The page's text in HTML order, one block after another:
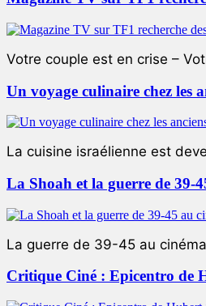
Votre couple est en crise –
Un voyage culinaire chez les
La cuisine israélienne est
La Shoah et la guerre de 39-
La guerre de 39-45 au
Critique Ciné : Epicentro de